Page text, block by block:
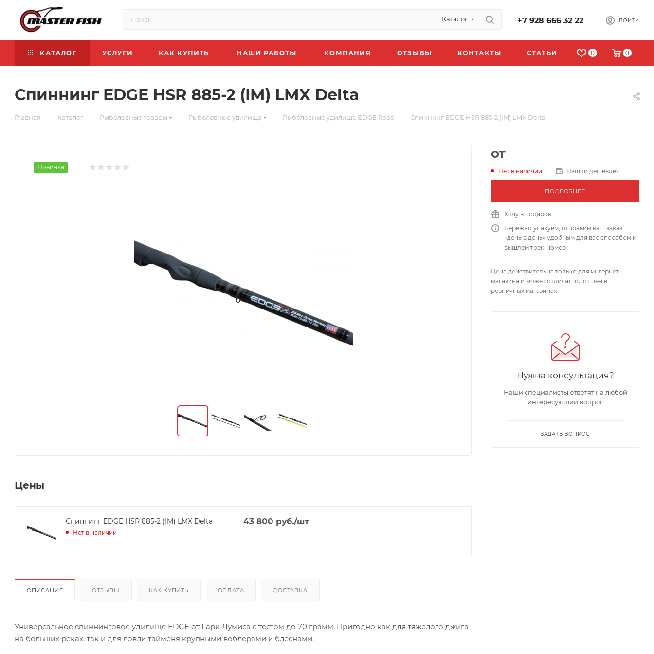
Каталог +7 928 666 32 22 ВОЙТИ
0 0
КАТАЛОГ УСЛУГИ КАК КУПИТЬ НАШИ РАБОТЫ КОМПАНИЯ ОТЗЫВЫ КОНТАКТЫ СТАТЬИ
Спиннинг EDGE HSR 885-2 (IM) LMX Delta
Главная — Каталог — Рыболовные товары — Рыболовные удилища — Рыболовные удилища EDGE Rods — Спиннинг EDGE HSR 885-2 (IM) LMX Delta
Новинка
Цены
Спиннинг EDGE HSR 885-2 (IM) LMX Delta
Нет в наличии
43 800 руб./шт
ОПИСАНИЕ ОТЗЫВЫ КАК КУПИТЬ ОПЛАТА ДОСТАВКА
Универсальное спиннинговое удилище EDGE от Гари Лумиса с тестом до 70 грамм. Пригодно как для тяжелого джига
на больших реках, так и для ловли тайменя крупными воблерами и блеснами.
от
Нет в наличии Нашли дешевле?
ПОДРОБНЕЕ
Хочу в подарок
Бережно упакуем, отправим ваш заказ
«день в день» удобным для вас способом и
вышлем трек-номер
Цена действительна только для интернет-
магазина и может отличаться от цен в
розничных магазинах
Нужна консультация?
Наши специалисты ответят на любой
интересующий вопрос
ЗАДАТЬ ВОПРОС